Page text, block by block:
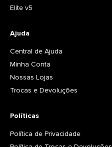
Elite v5
Ajuda
Central de Ajuda
Minha Conta
Nossas Lojas
Trocas e Devoluções
Políticas
Política de Privacidade